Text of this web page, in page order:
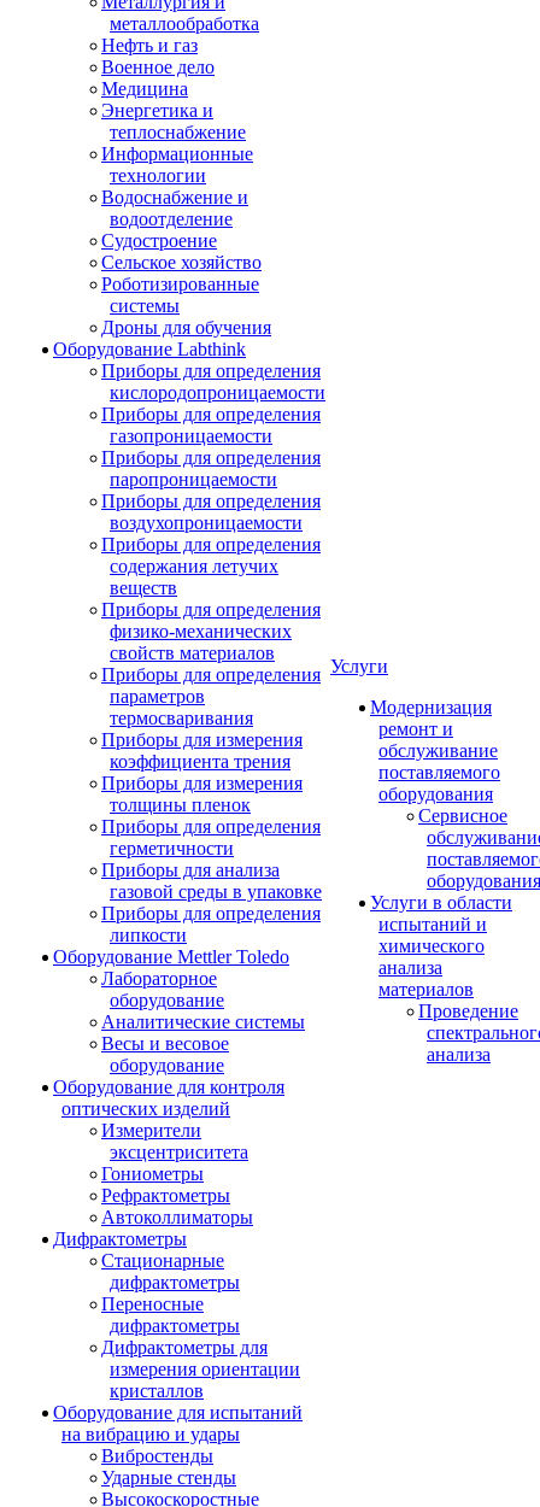
металлообработка
Нефть и газ
Военное дело
Медицина
Энергетика и
теплоснабжение
Информационные
технологии
Водоснабжение и
водоотделение
Судостроение
Сельское хозяйство
Роботизированные
системы
Дроны для обучения
Оборудование Labthink
Приборы для определения
кислородопроницаемости
Приборы для определения
газопроницаемости
Приборы для определения
паропроницаемости
Приборы для определения
воздухопроницаемости
Приборы для определения
содержания летучих
веществ
Приборы для определения
физико-механических
свойств материалов
Приборы для определения
параметров
термосваривания
Приборы для измерения
коэффициента трения
Приборы для измерения
толщины пленок
Приборы для определения
герметичности
Приборы для анализа
газовой среды в упаковке
Приборы для определения
липкости
Оборудование Mettler Toledo
Лабораторное
оборудование
Аналитические системы
Весы и весовое
оборудование
Оборудование для контроля
оптических изделий
Измерители
эксцентриситета
Гониометры
Рефрактометры
Автоколлиматоры
Дифрактометры
Стационарные
дифрактометры
Переносные
дифрактометры
Дифрактометры для
измерения ориентации
кристаллов
Оборудование для испытаний
на вибрацию и удары
Вибростенды
Ударные стенды
Высокоскоростные
Услуги
Модернизация
ремонт и
обслуживание
поставляемого
оборудования
Сервисное
оборудования
Услуги в области
испытаний и
химического
анализа
материалов
Проведение
анализа